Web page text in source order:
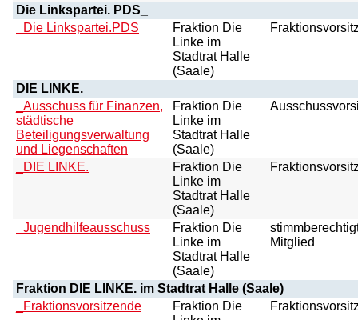
Die Linkspartei. PDS_
_Die Linkspartei.PDS
Fraktion Die
Linke im
Stadtrat Halle
(Saale)
DIE LINKE._
_Ausschuss für Finanzen,
städtische
Beteiligungsverwaltung
und Liegenschaften
Fraktion Die
Linke im
Stadtrat Halle
(Saale)
_DIE LINKE.
Fraktion Die
Linke im
Stadtrat Halle
(Saale)
_Jugendhilfeausschuss
Fraktion Die
Linke im
Stadtrat Halle
(Saale)
Mitglied
Fraktion DIE LINKE. im Stadtrat Halle (Saale)_
_Fraktionsvorsitzende
Fraktion Die